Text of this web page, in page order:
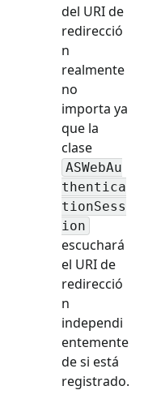
del URI de
redirecció
n
realmente
no
importa ya
que la
clase
ASWebAu
thentica
tionSess
ion
escuchará
el URI de
redirecció
n
independi
entemente
de si está
registrado.